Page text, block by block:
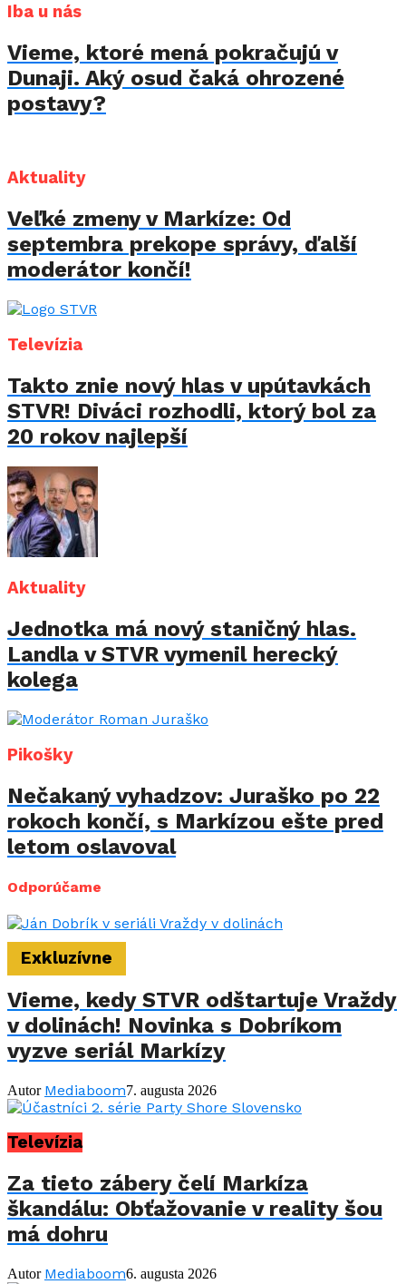
Iba u nás
Vieme, ktoré mená pokračujú v
Dunaji. Aký osud čaká ohrozené
postavy?
Aktuality
Veľké zmeny v Markíze: Od
septembra prekope správy, ďalší
moderátor končí!
Televízia
Takto znie nový hlas v upútavkách
STVR! Diváci rozhodli, ktorý bol za
20 rokov najlepší
Aktuality
Jednotka má nový staničný hlas.
Landla v STVR vymenil herecký
kolega
Pikošky
Nečakaný vyhadzov: Juraško po 22
rokoch končí, s Markízou ešte pred
letom oslavoval
Odporúčame
Exkluzívne
Vieme, kedy STVR odštartuje Vraždy
v dolinách! Novinka s Dobríkom
vyzve seriál Markízy
Autor Mediaboom7. augusta 2026
Televízia
Za tieto zábery čelí Markíza
škandálu: Obťažovanie v reality šou
má dohru
Autor Mediaboom6. augusta 2026